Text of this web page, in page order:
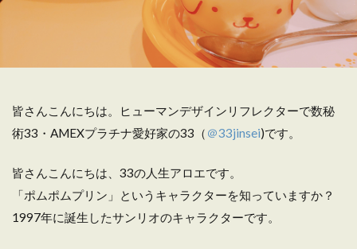
皆さんこんにちは。ヒューマンデザインリフレクターで数秘
術33・AMEXプラチナ愛好家の33（ ＠33jinsei)です。
皆さんこんにちは、33の人生アロエです。
「ポムポムプリン」というキャラクターを知っていますか？
1997年に誕生したサンリオのキャラクターです。